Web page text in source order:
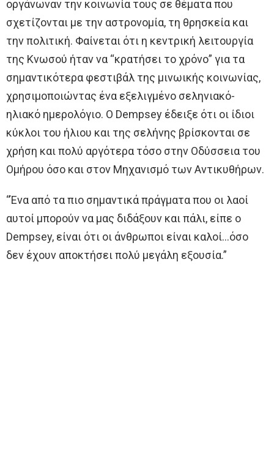
οργάνωναν την κοινωνία τους σε θέματα που
σχετίζονται με την αστρονομία, τη θρησκεία και
την πολιτική. Φαίνεται ότι η κεντρική λειτουργία
της Κνωσού ήταν να “κρατήσει το χρόνο” για τα
σημαντικότερα φεστιβάλ της μινωικής κοινωνίας,
χρησιμοποιώντας ένα εξελιγμένο σεληνιακό-
ηλιακό ημερολόγιο. Ο Dempsey έδειξε ότι οι ίδιοι
κύκλοι του ήλιου και της σελήνης βρίσκονται σε
χρήση και πολύ αργότερα τόσο στην Οδύσσεια του
Ομήρου όσο και στον Μηχανισμό των Αντικυθήρων.
“Ένα από τα πιο σημαντικά πράγματα που οι λαοί
αυτοί μπορούν να μας διδάξουν και πάλι, είπε ο
Dempsey, είναι ότι οι άνθρωποι είναι καλοί…όσο
δεν έχουν αποκτήσει πολύ μεγάλη εξουσία.”